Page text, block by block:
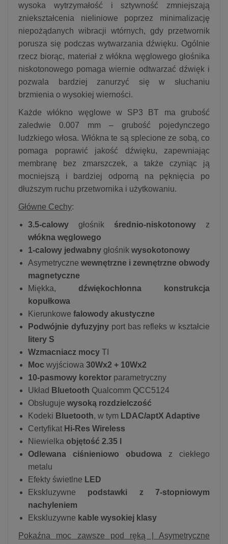
wysoka wytrzymałość i sztywność zmniejszają
zniekształcenia nieliniowe poprzez minimalizację
niepożądanych wibracji wtórnych, gdy przetwornik
porusza się podczas wytwarzania dźwięku. Ogólnie
rzecz biorąc, materiał z włókna węglowego głośnika
niskotonowego pomaga wiernie odtwarzać dźwięk i
pozwala bardziej zanurzyć się w słuchaniu
brzmienia o wysokiej wierności.
Każde włókno węglowe w SP3 BT ma grubość
zaledwie 0.007 mm – grubość pojedynczego
ludzkiego włosa. Włókna te są splecione ze sobą, co
pomaga poprawić jakość dźwięku, zapewniając
membranę bez zmarszczek, a także czyniąc ją
mocniejszą i bardziej odporną na pęknięcia po
dłuższym ruchu przetwornika i użytkowaniu.
Główne Cechy:
3.5-calowy głośnik średnio-niskotonowy z
włókna węglowego
1-calowy jedwabny głośnik wysokotonowy
Asymetryczne wewnętrzne i zewnętrzne obwody
magnetyczne
Miękka, dźwiękochłonna konstrukcja
kopułkowa
Kierunkowe falowody akustyczne
Podwójnie dyfuzyjnyport bas refleks w kształcie
litery S
Wzmacniacz mocy TI
Moc wyjściowa 30Wx2 + 10Wx2
10-pasmowy korektor parametryczny
Układ Bluetooth Qualcomm QCC5124
Obsługuje wysoką rozdzielczość
Kodeki Bluetooth, w tym LDAC/aptX Adaptive
Certyfikat Hi-Res Wireless
Niewielka objętość 2.35 l
Odlewana ciśnieniowo obudowa z ciekłego
metalu
Efekty świetlne LED
Ekskluzywne podstawki z 7-stopniowym
nachyleniem
Ekskluzywne kable wysokiej klasy
Pokaźna moc zawsze pod ręką | Asymetryczne